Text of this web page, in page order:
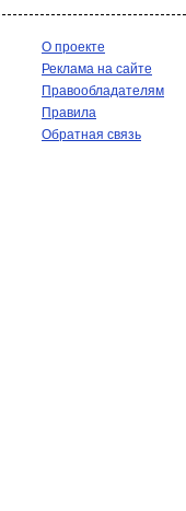
О проекте
Реклама на сайте
Правообладателям
Правила
Обратная связь